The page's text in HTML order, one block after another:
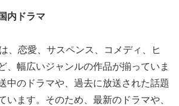
内ドラマ
、恋愛、サスペンス、コメディ、ヒ
、幅広いジャンルの作品が揃っていま
中のドラマや、過去に放送された話題
います。そのため、最新のドラマや、